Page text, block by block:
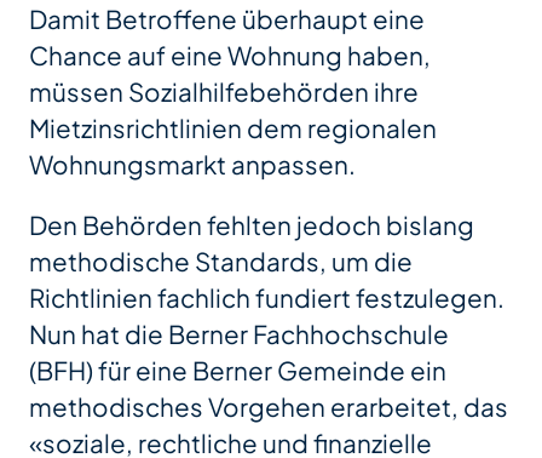
Damit Betroffene überhaupt eine
Chance auf eine Wohnung haben,
müssen Sozialhilfebehörden ihre
Mietzinsrichtlinien dem regionalen
Wohnungsmarkt anpassen.
Den Behörden fehlten jedoch bislang
methodische Standards, um die
Richtlinien fachlich fundiert festzulegen.
Nun hat die Berner Fachhochschule
(BFH) für eine Berner Gemeinde ein
methodisches Vorgehen erarbeitet, das
«soziale, rechtliche und finanzielle